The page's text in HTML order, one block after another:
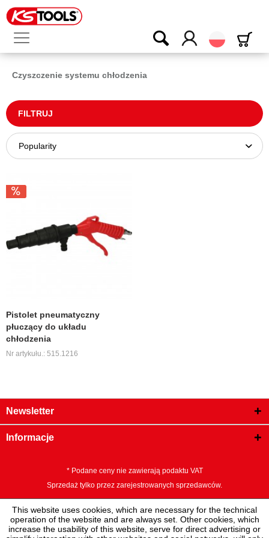
Polski
Czyszczenie systemu chłodzenia
FILTRUJ
Pistolet pneumatyczny
płuczący do układu
chłodzenia
Nr artykułu.: 515.1216
Newsletter
Informacje
* Podane ceny nie zawierają podaktu VAT
Sprzedaż tylko przez zarejestrowanych sprzedawców.
This website uses cookies, which are necessary for the technical
operation of the website and are always set. Other cookies, which
increase the usability of this website, serve for direct advertising or